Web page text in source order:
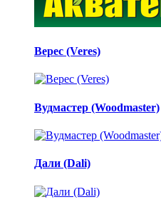
Верес (Veres)
Вудмастер (Woodmaster)
Дали (Dali)